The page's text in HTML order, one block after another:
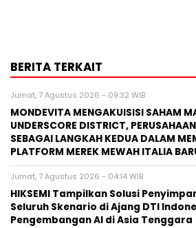
BERITA TERKAIT
Jumat, 7 Agustus 2026 - 09:32 WIB
MONDEVITA MENGAKUISISI SAHAM
UNDERSCORE DISTRICT,
SEBAGAI LANGKAH KEDUA DALAM
PLATFORM MEREK MEWAH ITALIA
Jumat, 7 Agustus 2026 - 04:14 WIB
HIKSEMI Tampilkan Solusi
Seluruh Skenario di Ajang DTI
Pengembangan AI di Asia Tenggara